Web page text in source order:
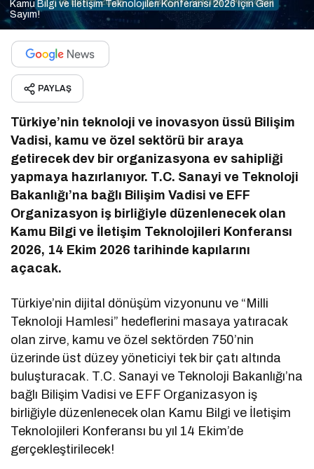
Kamu Bilgi ve İletişim Teknolojileri Konferansı 2026 İçin Geri
Sayım!
PAYLAŞ
Türkiye’nin teknoloji ve inovasyon üssü Bilişim
Vadisi, kamu ve özel sektörü bir araya
getirecek dev bir organizasyona ev sahipliği
yapmaya hazırlanıyor. T.C. Sanayi ve Teknoloji
Bakanlığı’na bağlı Bilişim Vadisi ve EFF
Organizasyon iş birliğiyle düzenlenecek olan
Kamu Bilgi ve İletişim Teknolojileri Konferansı
2026, 14 Ekim 2026 tarihinde kapılarını
açacak.
Türkiye’nin dijital dönüşüm vizyonunu ve “Milli
Teknoloji Hamlesi” hedeflerini masaya yatıracak
olan zirve, kamu ve özel sektörden 750’nin
üzerinde üst düzey yöneticiyi tek bir çatı altında
buluşturacak. T.C. Sanayi ve Teknoloji Bakanlığı’na
bağlı Bilişim Vadisi ve EFF Organizasyon iş
birliğiyle düzenlenecek olan Kamu Bilgi ve İletişim
Teknolojileri Konferansı bu yıl 14 Ekim’de
gerçekleştirilecek!